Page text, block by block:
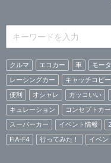
クルマ エコカー 車 モー
レーシングカー
キャッチコピー
便利
オシャレ カッコいい
キュレーション
コンセプトカー
スーパーカー
イベント情報
FIA-F4
行ってみた！ イベン